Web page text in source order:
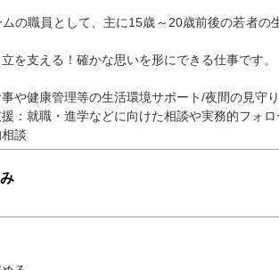
の職員として、主に15歳～20歳前後の若者の
を支える！確かな思いを形にできる仕事です。
や健康管理等の生活環境サポート/夜間の見守り
：就職・進学などに向けた相談や実務的フォロ
談